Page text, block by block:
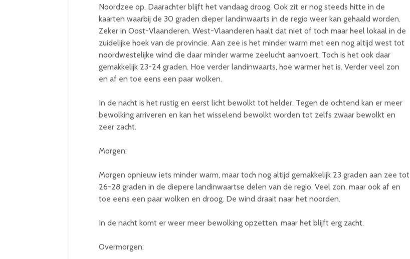
Noordzee op. Daarachter blijft het vandaag droog. Ook zit er nog steeds hitte in de
kaarten waarbij de 30 graden dieper landinwaarts in de regio weer kan gehaald worden.
Zeker in Oost-Vlaanderen. West-Vlaanderen haalt dat niet of toch maar heel lokaal in de
zuidelijke hoek van de provincie. Aan zee is het minder warm met een nog altijd west tot
noordwestelijke wind die daar minder warme zeelucht aanvoert. Toch is het ook daar
gemakkelijk 23-24 graden. Hoe verder landinwaarts, hoe warmer het is. Verder veel zon
en af en toe eens een paar wolken.
In de nacht is het rustig en eerst licht bewolkt tot helder. Tegen de ochtend kan er meer
bewolking arriveren en kan het wisselend bewolkt worden tot zelfs zwaar bewolkt en
zeer zacht.
Morgen:
Morgen opnieuw iets minder warm, maar toch nog altijd gemakkelijk 23 graden aan zee tot
26-28 graden in de diepere landinwaartse delen van de regio. Veel zon, maar ook af en
toe eens een paar wolken en droog. De wind draait naar het noorden.
In de nacht komt er weer meer bewolking opzetten, maar het blijft erg zacht.
Overmorgen: